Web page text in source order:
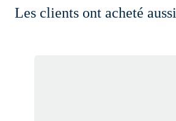
Les clients ont acheté aussi